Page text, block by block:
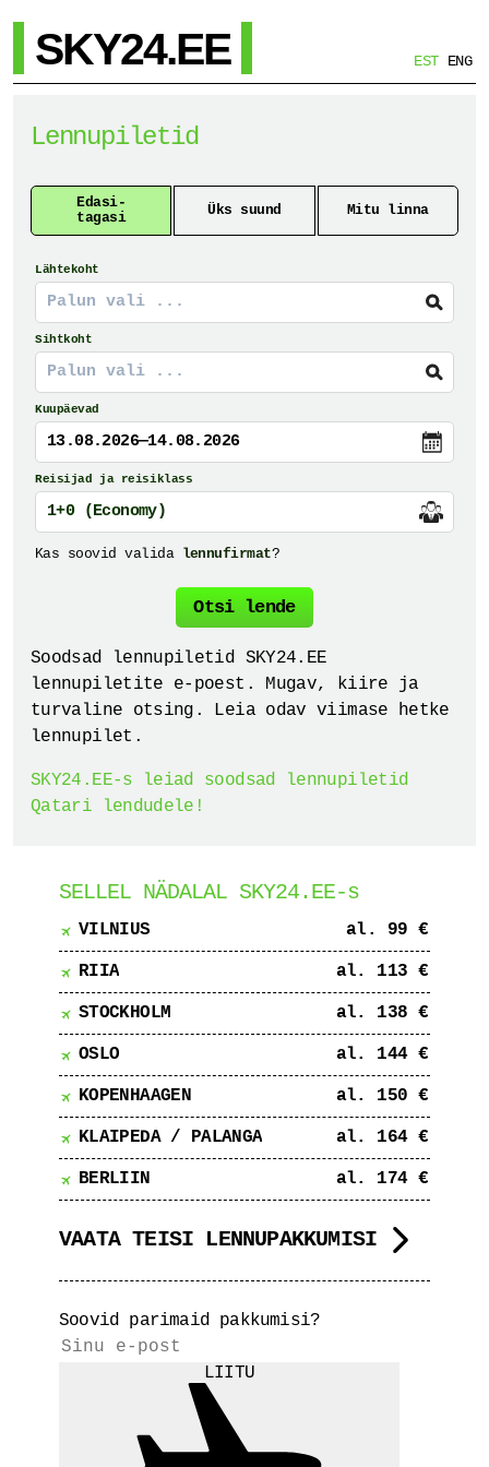
SKY24.EE EST ENG
Lennupiletid
Edasi-
tagasi
Üks suund Mitu linna
Lähtekoht
Sihtkoht
Kuupäevad
13.08.2026—14.08.2026
Reisijad ja reisiklass
1+0 (Economy)
Kas soovid valida lennufirmat?
Otsi lende
Soodsad lennupiletid SKY24.EE
lennupiletite e-poest. Mugav, kiire ja
turvaline otsing. Leia odav viimase hetke
lennupilet.
SKY24.EE-s leiad soodsad lennupiletid
Qatari lendudele!
SELLEL NÄDALAL SKY24.EE-s
VILNIUS al. 99 €
RIIA al. 113 €
STOCKHOLM al. 138 €
OSLO al. 144 €
KOPENHAAGEN al. 150 €
KLAIPEDA / PALANGA al. 164 €
BERLIIN al. 174 €
VAATA TEISI LENNUPAKKUMISI
Soovid parimaid pakkumisi?
LIITU